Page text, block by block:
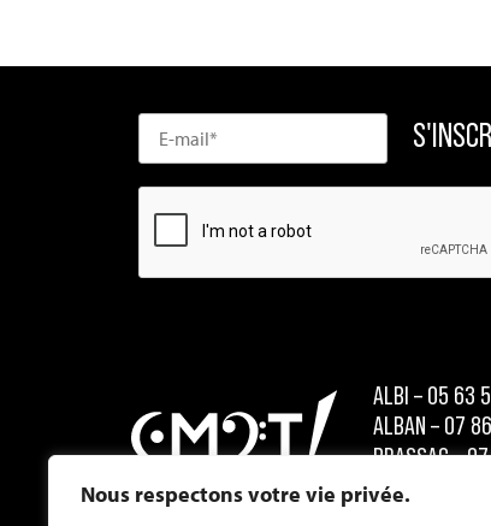
Nous respectons votre vie privée.
ALBI – 05 63
ALBAN – 07
BRASSAC –
CARMAUX –